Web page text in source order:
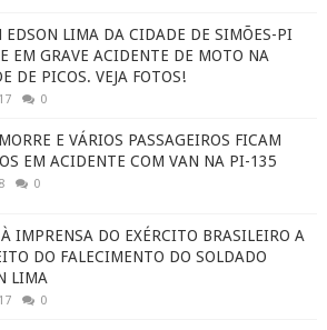
EDSON LIMA DA CIDADE DE SIMÕES-PI
EM GRAVE ACIDENTE DE MOTO NA
DE PICOS. VEJA FOTOS!
0
E VÁRIOS PASSAGEIROS FICAM
EM ACIDENTE COM VAN NA PI-135
0
IMPRENSA DO EXÉRCITO BRASILEIRO A
DO FALECIMENTO DO SOLDADO
LIMA
0